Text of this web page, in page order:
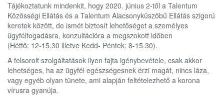
Tájékoztatunk mindenkit, hogy 2020. június 2-től a Talentum
Közösségi Ellátás és a Talentum Alacsonyküszöbű Ellátás szigorú
keretek között, de ismét biztosít lehetőséget a személyes
ügyfélfogadásra, konzultációra a megszokott időben
(Hétfő: 12-15.30 illetve Kedd- Péntek: 8-15.30).
A felsorolt szolgáltatások ilyen fajta igénybevétele, csak akkor
lehetséges, ha az ügyfél egészségesnek érzi magát, nincs láza,
vagy egyéb olyan tünete, ami alapján feltételezhető a korona
vírusra gyanúja.